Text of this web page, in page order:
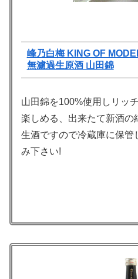
峰乃白梅 KING OF
無濾過生原酒 山田錦
山田錦を100%使用しリッ
楽しめる、出来たて新酒の
生酒ですので冷蔵庫に保管
み下さい!